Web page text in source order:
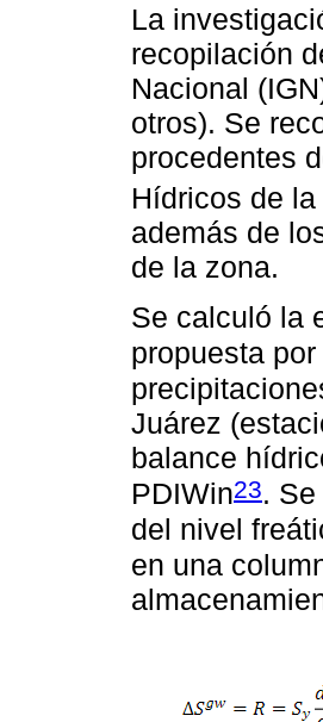
La
recopilación
Nacional
otros). Se
procedentes
Hídricos de
además de
de la zona.
Se calculó la
propuesta
Juárez
balance
PDIWin23.
del nivel
en una